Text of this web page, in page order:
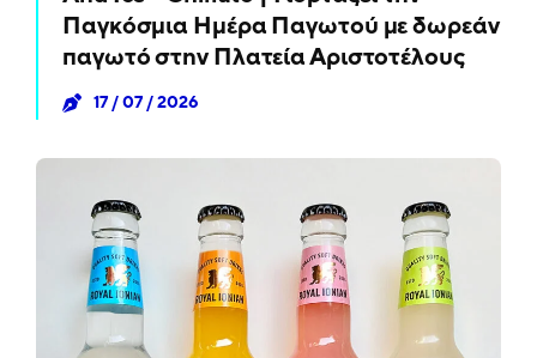
Παγκόσμια Ημέρα Παγωτού με δωρεάν
παγωτό στην Πλατεία Αριστοτέλους
17 / 07 / 2026